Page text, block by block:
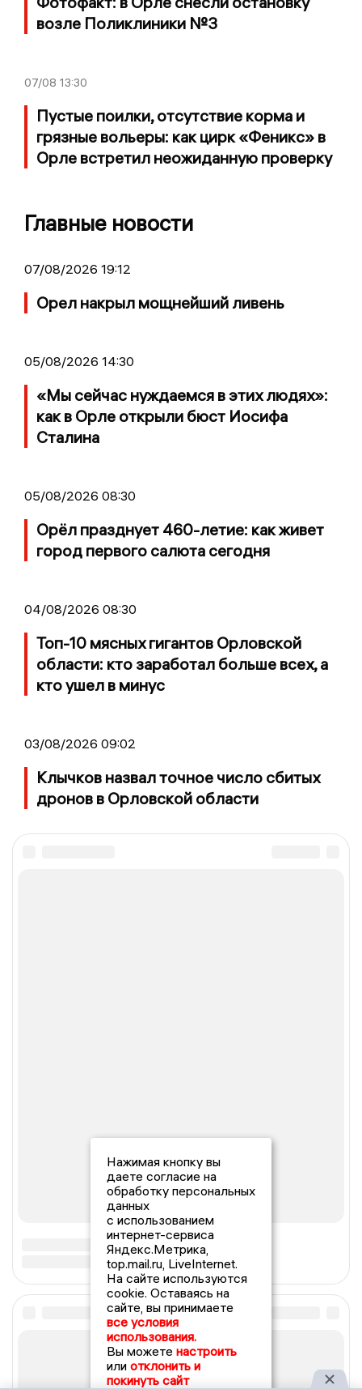
возле Поликлиники №3
07/08 13:30
Пустые поилки, отсутствие корма и
грязные вольеры: как цирк «Феникс» в
Орле встретил неожиданную проверку
Главные новости
07/08/2026 19:12
Орел накрыл мощнейший ливень
05/08/2026 14:30
«Мы сейчас нуждаемся в этих людях»:
как в Орле открыли бюст Иосифа
Сталина
05/08/2026 08:30
Орёл празднует 460-летие: как живет
город первого салюта сегодня
04/08/2026 08:30
Топ-10 мясных гигантов Орловской
области: кто заработал больше всех, а
кто ушел в минус
03/08/2026 09:02
Клычков назвал точное число сбитых
дронов в Орловской области
Нажимая кнопку вы
даете согласие на
обработку персональных
данных
с использованием
интернет-сервиса
Яндекс.Метрика,
top.mail.ru, LiveInternet.
На сайте используются
cookie. Оставаясь на
сайте, вы принимаете
все условия
использования.
Вы можете настроить
или отклонить и
покинуть сайт